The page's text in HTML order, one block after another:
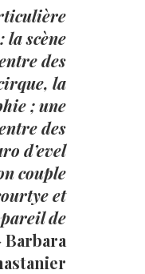
la scène
des
la
; une
des
d’evel
couple
et
de
Barbara